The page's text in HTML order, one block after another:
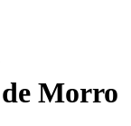
Morro